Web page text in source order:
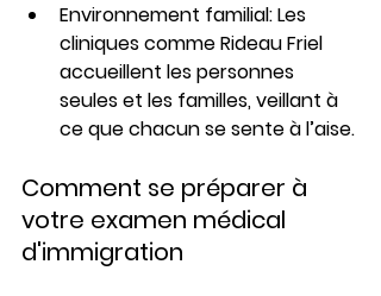
Environnement familial: Les
cliniques comme Rideau Friel
accueillent les personnes
seules et les familles, veillant à
ce que chacun se sente à l’aise.
Comment se préparer à
votre examen médical
d'immigration